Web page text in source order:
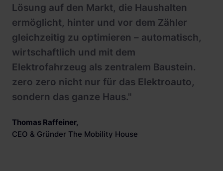
Lösung auf den Markt, die Haushalten
ermöglicht, hinter und vor dem Zähler
gleichzeitig zu optimieren – automatisch,
wirtschaftlich und mit dem
Elektrofahrzeug als zentralem Baustein.
zero zero nicht nur für das Elektroauto,
sondern das ganze Haus."
Thomas Raffeiner,
CEO & Gründer The Mobility House